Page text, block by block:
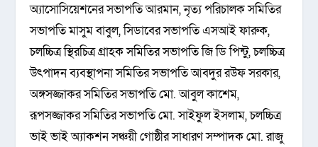
অ্যাসোসিয়েশনের সভাপতি আরমান, নৃত্য পরিচালক সমিতির
সভাপতি মাসুম বাবুল, সিডাবের সভাপতি এসআই ফারুক,
চলচ্চিত্র স্থিরচিত্র গ্রাহক সমিতির সভাপতি জি ডি পিন্টু, চলচ্চিত্র
উৎপাদন ব্যবস্থাপনা সমিতির সভাপতি আবদুর রউফ সরকার,
অঙ্গসজ্জাকর সমিতির সভাপতি মো. আবুল কাশেম,
রূপসজ্জাকর সমিতির সভাপতি মো. সাইফুল ইসলাম, চলচ্চিত্র
ভাই ভাই অ্যাকশন সঞ্চয়ী গোষ্ঠীর সাধারণ সম্পাদক মো. রাজু